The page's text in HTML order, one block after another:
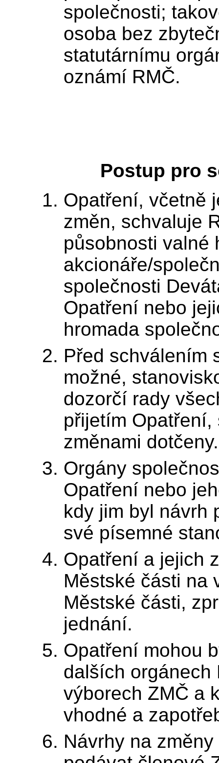
společnosti;
osoba bez
statutárnímu
oznámí RMČ.
Postup pro
Opatření, včetně
změn, schvaluje
působnosti valné
akcionáře/
společnosti
Opatření nebo
hromada
Před schválením
možné,
dozorčí rady
přijetím
změnami dotčeny.
Orgány
Opatření nebo
kdy jim byl návrh
své písemné
Opatření a jejich
Městské části na
Městské části,
jednání.
Opatření mohou
dalších orgánech
výborech ZMČ a
vhodné a
Návrhy na